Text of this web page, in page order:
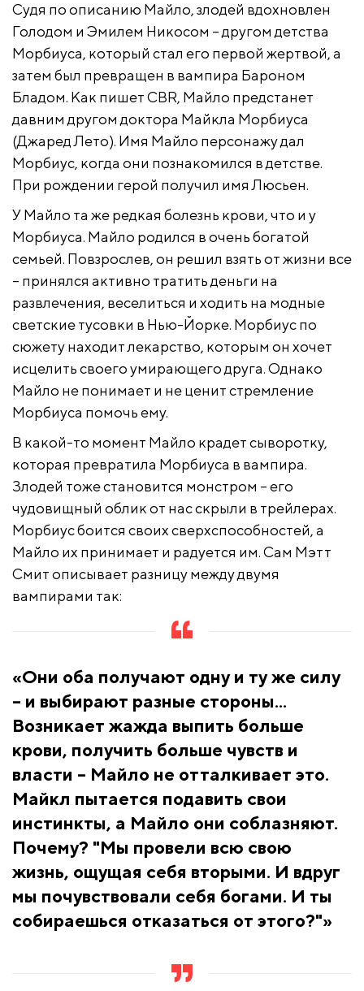
Судя по описанию Майло, злодей вдохновлен
Голодом и Эмилем Никосом – другом детства
Морбиуса, который стал его первой жертвой, а
затем был превращен в вампира Бароном
Бладом. Как пишет CBR, Майло предстанет
давним другом доктора Майкла Морбиуса
(Джаред Лето). Имя Майло персонажу дал
Морбиус, когда они познакомился в детстве.
При рождении герой получил имя Люсьен.
У Майло та же редкая болезнь крови, что и у
Морбиуса. Майло родился в очень богатой
семьей. Повзрослев, он решил взять от жизни все
– принялся активно тратить деньги на
развлечения, веселиться и ходить на модные
светские тусовки в Нью-Йорке. Морбиус по
сюжету находит лекарство, которым он хочет
исцелить своего умирающего друга. Однако
Майло не понимает и не ценит стремление
Морбиуса помочь ему.
В какой-то момент Майло крадет сыворотку,
которая превратила Морбиуса в вампира.
Злодей тоже становится монстром – его
чудовищный облик от нас скрыли в трейлерах.
Морбиус боится своих сверхспособностей, а
Майло их принимает и радуется им. Сам Мэтт
Смит описывает разницу между двумя
вампирами так:
«Они оба получают одну и ту же силу
– и выбирают разные стороны...
Возникает жажда выпить больше
крови, получить больше чувств и
власти – Майло не отталкивает это.
Майкл пытается подавить свои
инстинкты, а Майло они соблазняют.
Почему? "Мы провели всю свою
жизнь, ощущая себя вторыми. И вдруг
мы почувствовали себя богами. И ты
собираешься отказаться от этого?"»